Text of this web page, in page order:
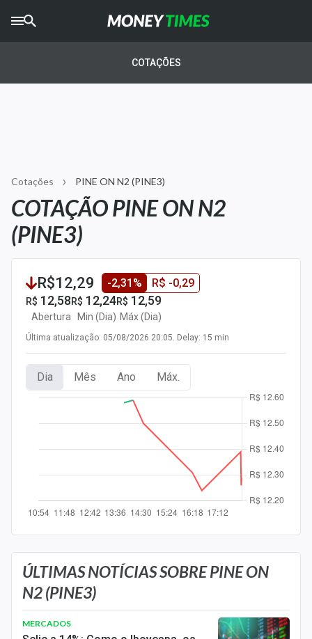
AGROTIMES
Newsletters
Money Trader
Últimas Notícias
Newsletters
Cotações
Comprar ou vender?
Central de Fundos Imobiliários
Central dos IPOs
Renda Fixa
Finanças Pessoais
Mercados
Economia
COTAÇÕES
Cotações PINE ON N2 (PINE3)
COTAÇÃO PINE ON N2
(PINE3)
R$12,29 -2,31% R$ -0,29
R$ 12,58
Abertura
R$ 12,24
Min (Dia)
R$ 12,59
Máx (Dia)
Última atualização: 05/08/2026 20:05. Delay: 15 min
Dia Mês Ano Máx.
ÚLTIMAS NOTÍCIAS SOBRE PINE ON
N2 (PINE3)
MERCADOS